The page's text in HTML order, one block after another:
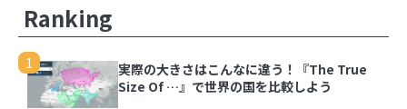
Ranking
1
実際の大きさはこんなに違う！『The True
Size Of …』で世界の国を比較しよう